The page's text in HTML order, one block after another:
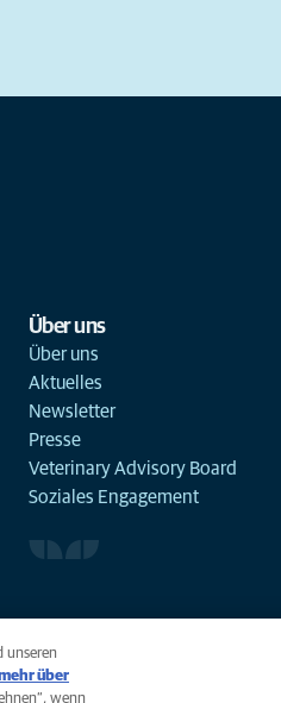
Über uns
Über uns
Aktuelles
Newsletter
Presse
Veterinary Advisory Board
Soziales Engagement
unseren
über
wenn